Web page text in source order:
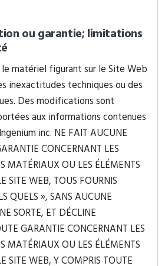
ou garantie; limitations
matériel figurant sur le Site Web
inexactitudes techniques ou des
Des modifications sont
aux informations contenues
inc. NE FAIT AUCUNE
CONCERNANT LES
MATÉRIAUX OU LES ÉLÉMENTS
SITE WEB, TOUS FOURNIS
QUELS », SANS AUCUNE
SORTE, ET DÉCLINE
GARANTIE CONCERNANT LES
MATÉRIAUX OU LES ÉLÉMENTS
SITE WEB, Y COMPRIS TOUTE